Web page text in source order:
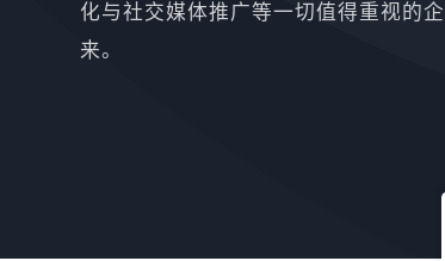
化与社交媒体推广等一切值得重视的
来。